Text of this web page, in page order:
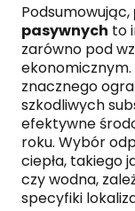
Podsumowując,
pasywnych to
zarówno pod
znacznego
szkodliwych
efektywne
roku. Wybór
ciepła, takiego
czy wodna,
specyfiki